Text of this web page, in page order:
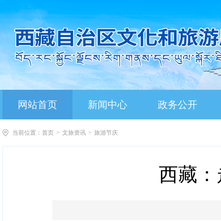
网站首页 新闻中心 政务公开
当前位置： 首页 > 文旅资讯 > 旅游节庆
西藏